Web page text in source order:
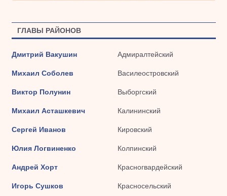
ГЛАВЫ РАЙОНОВ
Дмитрий Вакушин Адмиралтейский
Михаил Соболев Василеостровский
Виктор Полунин Выборгский
Михаил Асташкевич Калининский
Сергей Иванов Кировский
Юлия Логвиненко Колпинский
Андрей Хорт Красногвардейский
Игорь Сушков Красносельский